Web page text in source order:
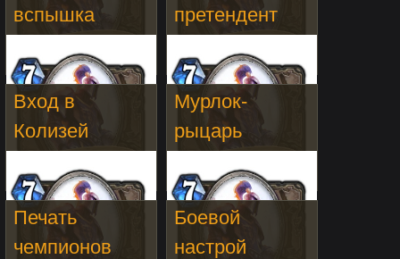
вспышка претендент
Вход в
Колизей
Мурлок-
рыцарь
Печать
чемпионов
Боевой
настрой